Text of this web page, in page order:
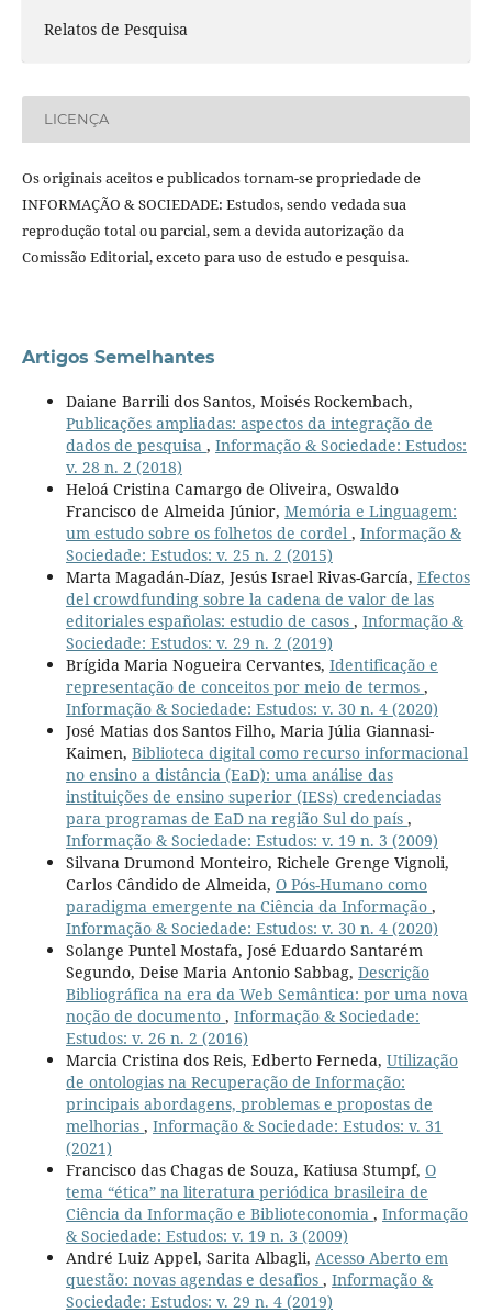
Relatos de Pesquisa
LICENÇA
Os originais aceitos e publicados tornam-se propriedade de
INFORMAÇÃO & SOCIEDADE: Estudos, sendo vedada sua
reprodução total ou parcial, sem a devida autorização da
Comissão Editorial, exceto para uso de estudo e pesquisa.
Artigos Semelhantes
Daiane Barrili dos Santos, Moisés Rockembach,
Publicações ampliadas: aspectos da integração de
dados de pesquisa , Informação & Sociedade: Estudos:
v. 28 n. 2 (2018)
Heloá Cristina Camargo de Oliveira, Oswaldo
Francisco de Almeida Júnior, Memória e Linguagem:
um estudo sobre os folhetos de cordel , Informação &
Sociedade: Estudos: v. 25 n. 2 (2015)
Marta Magadán-Díaz, Jesús Israel Rivas-García, Efectos
del crowdfunding sobre la cadena de valor de las
editoriales españolas: estudio de casos , Informação &
Sociedade: Estudos: v. 29 n. 2 (2019)
Brígida Maria Nogueira Cervantes, Identificação e
representação de conceitos por meio de termos ,
Informação & Sociedade: Estudos: v. 30 n. 4 (2020)
José Matias dos Santos Filho, Maria Júlia Giannasi-
Kaimen, Biblioteca digital como recurso informacional
no ensino a distância (EaD): uma análise das
instituições de ensino superior (IESs) credenciadas
para programas de EaD na região Sul do país ,
Informação & Sociedade: Estudos: v. 19 n. 3 (2009)
Silvana Drumond Monteiro, Richele Grenge Vignoli,
Carlos Cândido de Almeida, O Pós-Humano como
paradigma emergente na Ciência da Informação ,
Informação & Sociedade: Estudos: v. 30 n. 4 (2020)
Solange Puntel Mostafa, José Eduardo Santarém
Segundo, Deise Maria Antonio Sabbag, Descrição
Bibliográfica na era da Web Semântica: por uma nova
noção de documento , Informação & Sociedade:
Estudos: v. 26 n. 2 (2016)
Marcia Cristina dos Reis, Edberto Ferneda, Utilização
de ontologias na Recuperação de Informação:
principais abordagens, problemas e propostas de
melhorias , Informação & Sociedade: Estudos: v. 31
(2021)
Francisco das Chagas de Souza, Katiusa Stumpf, O
tema “ética” na literatura periódica brasileira de
Ciência da Informação e Biblioteconomia , Informação
& Sociedade: Estudos: v. 19 n. 3 (2009)
André Luiz Appel, Sarita Albagli, Acesso Aberto em
questão: novas agendas e desafios , Informação &
Sociedade: Estudos: v. 29 n. 4 (2019)